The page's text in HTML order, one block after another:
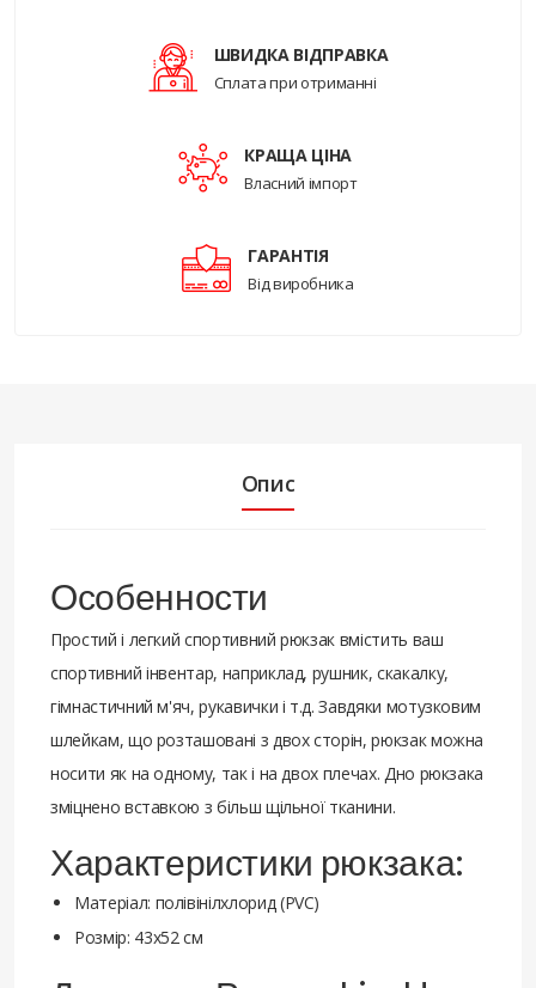
ШВИДКА ВІДПРАВКА
Сплата при отриманні
КРАЩА ЦІНА
Власний імпорт
ГАРАНТІЯ
Від виробника
Опис
Особенности
Простий і легкий спортивний рюкзак вмістить ваш
спортивний інвентар, наприклад, рушник, скакалку,
гімнастичний м'яч, рукавички і т.д. Завдяки мотузковим
шлейкам, що розташовані з двох сторін, рюкзак можна
носити як на одному, так і на двох плечах. Дно рюкзака
зміцнено вставкою з більш щільної тканини.
Характеристики рюкзака:
Матеріал: полівінілхлорид (PVC)
Розмір: 43х52 см